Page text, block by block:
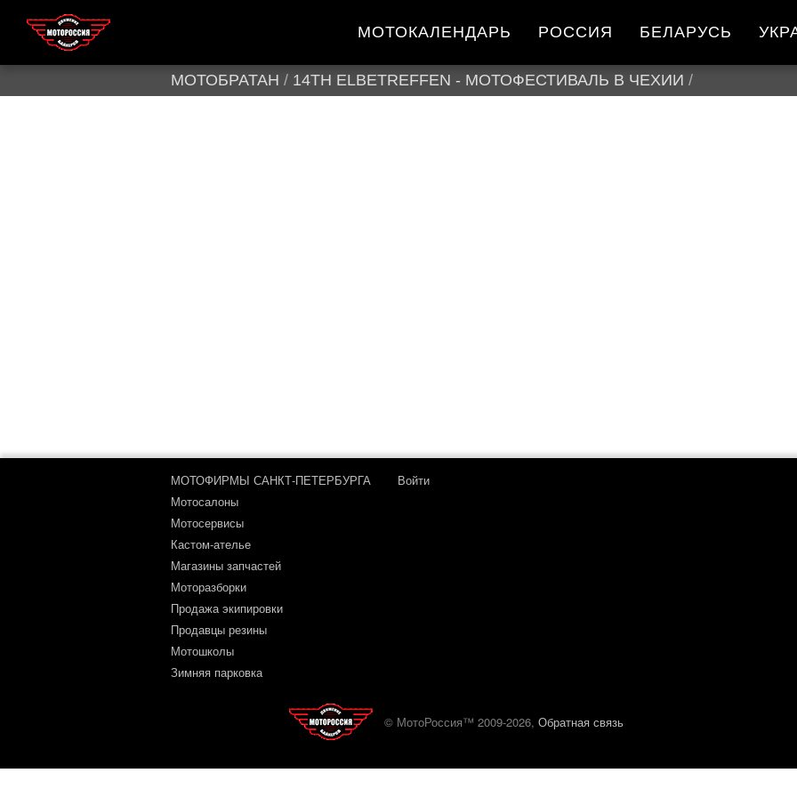
МОТОКАЛЕНДАРЬ РОССИЯ БЕЛАРУСЬ
МОТОБРАТАН / 14TH ELBETREFFEN - МОТОФЕСТИВАЛЬ В ЧЕХИИ /
МОТОФИРМЫ САНКТ-ПЕТЕРБУРГА
Мотосалоны
Мотосервисы
Кастом-ателье
Магазины запчастей
Моторазборки
Продажа экипировки
Продавцы резины
Мотошколы
Зимняя парковка
Войти
© МотоРоссия™ 2009-2026, Обратная связь